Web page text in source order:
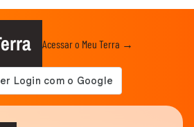
Acessar o Meu Terra →